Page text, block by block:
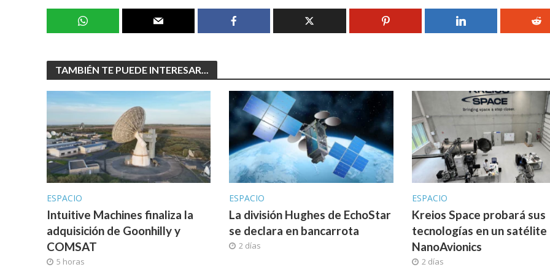
TAMBIÉN TE PUEDE INTERESAR...
ESPACIO
Intuitive Machines finaliza la
adquisición de Goonhilly y
COMSAT
5 horas
ESPACIO
La división Hughes de EchoStar
se declara en bancarrota
2 días
ESPACIO
Kreios Space probará sus
tecnologías en un satélite
NanoAvionics
2 días